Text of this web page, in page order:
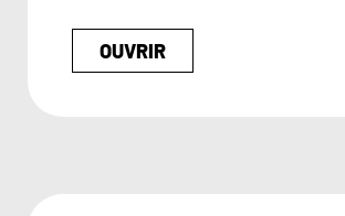
OUVRIR